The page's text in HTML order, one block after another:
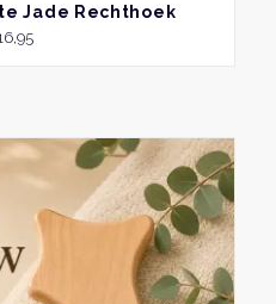
Jade Rechthoek